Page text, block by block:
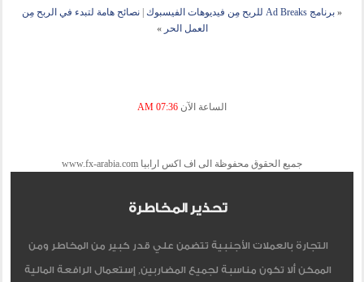
« برنامج Ad Breaks للربح مِن فيديوهات الفيسبوك
نصائح هامة لتبدء في الربح مِن
العمل الحر »
الساعة الآن 07:36 AM
جميع الحقوق محفوظة الى اف اكس ارابيا www.fx-arabia.com
تحذير المخاطرة
التجارة بالعملات الأجنبية تتضمن علي قدر كبير من المخاطر ومن
الممكن ألا تكون مناسبة لجميع المضاربين, إستعمال الرافعة المالية